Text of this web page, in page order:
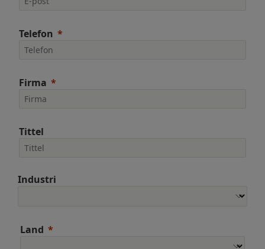
Telefon
Firma
Tittel
Industri
Land